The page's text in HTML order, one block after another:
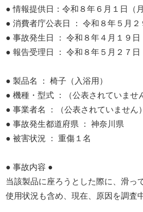
● 情報提供日：令和８年６月１日（月
● 消費者庁公表日 ： 令和８年５月２
● 事故発生日 ： 令和８年４月１９日
● 報告受理日 ： 令和８年５月２７日
● 製品名 ： 椅子（入浴用）
● 機種・型式 ：（公表されていませ
● 事業者名 ：（公表されていません）
● 事故発生都道府県 ： 神奈川県
● 被害状況 ： 重傷１名
● 事故内容 ●
当該製品に座ろうとした際に、滑っ
使用状況も含め、現在、原因を調査中